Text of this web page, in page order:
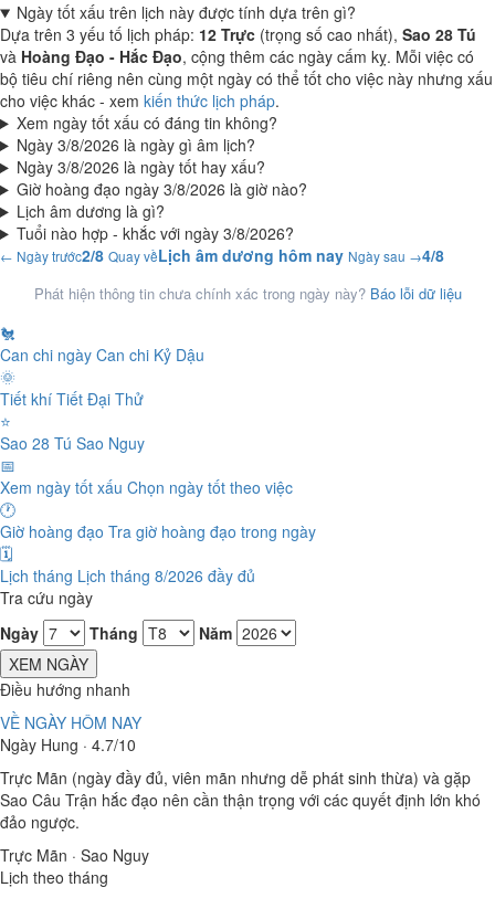
Ngày tốt xấu trên lịch này được tính dựa trên gì?
Dựa trên 3 yếu tố lịch pháp: 12 Trực (trọng số cao nhất), Sao 28 Tú
và Hoàng Đạo - Hắc Đạo, cộng thêm các ngày cấm kỵ. Mỗi việc có
bộ tiêu chí riêng nên cùng một ngày có thể tốt cho việc này nhưng xấu
cho việc khác - xem kiến thức lịch pháp.
Xem ngày tốt xấu có đáng tin không?
Ngày 3/8/2026 là ngày gì âm lịch?
Ngày 3/8/2026 là ngày tốt hay xấu?
Giờ hoàng đạo ngày 3/8/2026 là giờ nào?
Lịch âm dương là gì?
Tuổi nào hợp - khắc với ngày 3/8/2026?
← Ngày trước2/8 Quay vềLịch âm dương hôm nay Ngày sau →4/8
Phát hiện thông tin chưa chính xác trong ngày này? Báo lỗi dữ liệu
🐔
Can chi ngày Can chi Kỷ Dậu
🌞
Tiết khí Tiết Đại Thử
⭐
Sao 28 Tú Sao Nguy
📅
Xem ngày tốt xấu Chọn ngày tốt theo việc
🕐
Giờ hoàng đạo Tra giờ hoàng đạo trong ngày
🗓️
Lịch tháng Lịch tháng 8/2026 đầy đủ
Tra cứu ngày
Ngày
Tháng
Năm
XEM NGÀY
Điều hướng nhanh
VỀ NGÀY HÔM NAY
Ngày Hung · 4.7/10
Trực Mãn (ngày đầy đủ, viên mãn nhưng dễ phát sinh thừa) và gặp
Sao Câu Trận hắc đạo nên cần thận trọng với các quyết định lớn khó
đảo ngược.
Trực Mãn · Sao Nguy
Lịch theo tháng